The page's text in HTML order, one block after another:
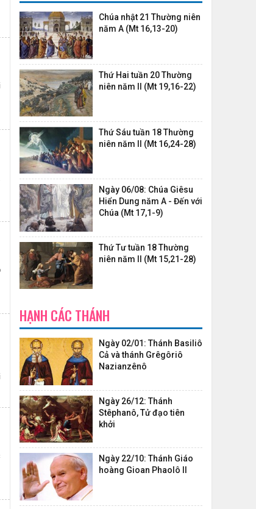
Chúa nhật 21 Thường niên
năm A (Mt 16,13-20)
Thứ Hai tuần 20 Thường
niên năm II (Mt 19,16-22)
Thứ Sáu tuần 18 Thường
niên năm II (Mt 16,24-28)
Ngày 06/08: Chúa Giêsu
Hiển Dung năm A - Đến với
Chúa (Mt 17,1-9)
Thứ Tư tuần 18 Thường
niên năm II (Mt 15,21-28)
HẠNH CÁC THÁNH
Ngày 02/01: Thánh Basiliô
Cả và thánh Grêgôriô
Nazianzênô
Ngày 26/12: Thánh
Stêphanô, Tử đạo tiên
khởi
Ngày 22/10: Thánh Giáo
hoàng Gioan Phaolô II